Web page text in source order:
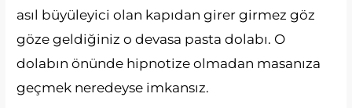
asıl büyüleyici olan kapıdan girer girmez göz
göze geldiğiniz o devasa pasta dolabı. O
dolabın önünde hipnotize olmadan masanıza
geçmek neredeyse imkansız.